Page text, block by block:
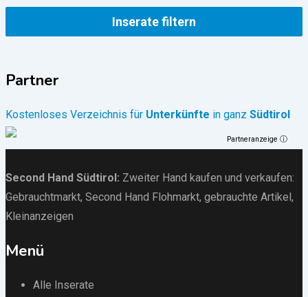
Inserate filtern
Partner
Kostenloses Verzeichnis für Unterkünfte in ganz Südtirol
Partneranzeige ⓘ
Second Hand Südtirol : Zweiter Hand kaufen und verkaufen:
Gebrauchtmarkt, Second Hand Flohmarkt, gebrauchte Artikel ,
Kleinanzeigen
Menü
Alle Inserate